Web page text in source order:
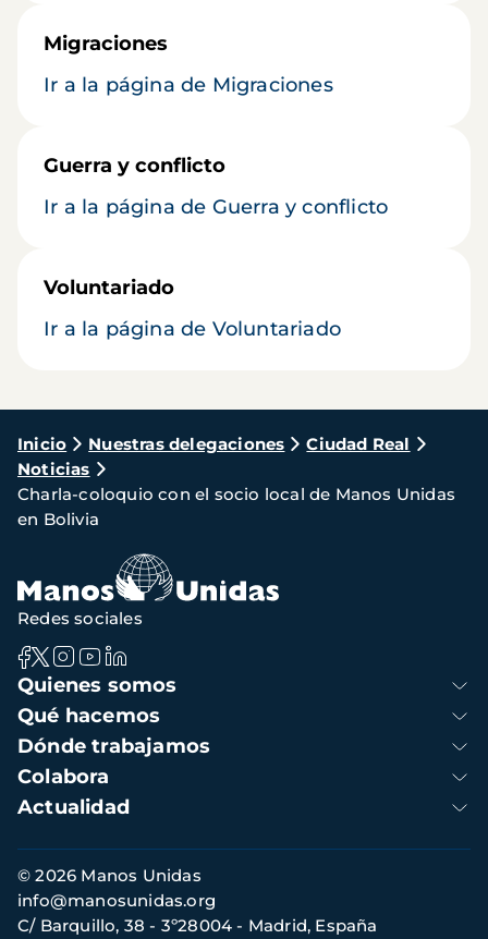
Migraciones
Ir a la página de Migraciones
Guerra y conflicto
Ir a la página de Guerra y conflicto
Voluntariado
Ir a la página de Voluntariado
Ruta
de
navegación
Inicio Nuestras delegaciones
Ciudad Real
Noticias
Charla-coloquio con el socio local de Manos Unidas
en Bolivia
Navegación
principal
Quienes somos
Qué hacemos
Dónde trabajamos
Colabora
Actualidad
Redes sociales
Información
de
contacto
© 2026 Manos Unidas
C/ Barquillo, 38 - 3º28004 - Madrid, España
info@manosunidas.org